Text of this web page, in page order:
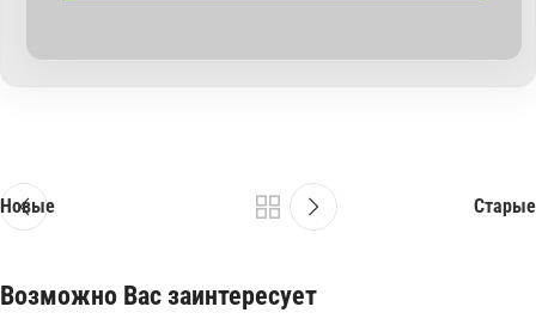
Новые Старые
Возможно Вас заинтересует